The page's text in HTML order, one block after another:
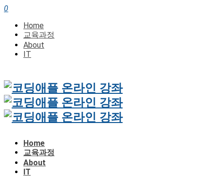
0
Home
교육과정
About
IT
Home
교육과정
About
IT